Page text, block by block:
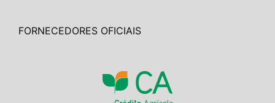
FORNECEDORES OFICIAIS